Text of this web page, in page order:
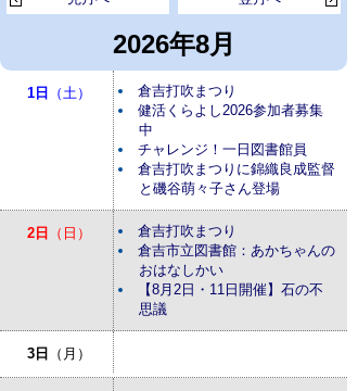
2026年8月
1日 （土）
倉吉打吹まつり
健活くらよし2026参加者募集
中
チャレンジ！一日図書館員
倉吉打吹まつりに錦織良成監督
と磯谷萌々子さん登場
2日 （日）
倉吉打吹まつり
倉吉市立図書館：あかちゃんの
おはなしかい
【8月2日・11日開催】石の不
思議
3日 （月）